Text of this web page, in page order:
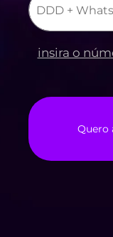
insira o
Quero